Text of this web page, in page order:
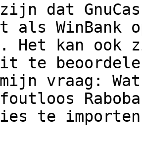
dat
als WinBank
Het kan ook
te
mijn vraag:
te